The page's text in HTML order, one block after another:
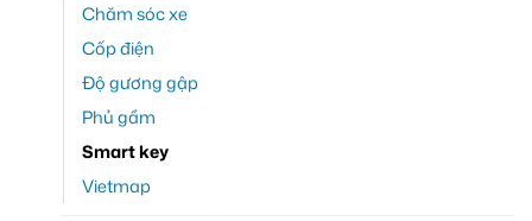
Chăm sóc xe
Cốp điện
Độ gương gập
Phủ gầm
Smart key
Vietmap